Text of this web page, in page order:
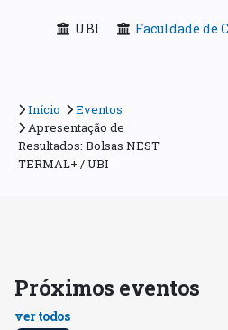
UBI Faculdade de
Início
Eventos
Apresentação de
Resultados: Bolsas NEST
TERMAL+ / UBI
Próximos eventos
ver todos